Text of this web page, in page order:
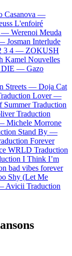
Casanova —
L'enfoiré
— Werenoi Meuda
Josman Interlude
3 4 — ZOKUSH
Kamel Nouvelles
DIE — Gazo
Streets — Doja Cat
Lover —
Summer Traduction
Traduction
Michele Morrone
Stand By —
Forever
WRLD Traduction
I Think I’m
bad vibes forever
Shy (Let Me
Avicii Traduction